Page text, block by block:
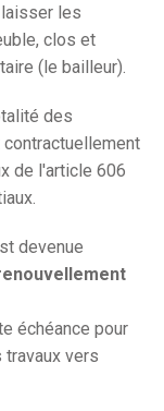
les
clos et
(le bailleur).
des
de l'article 606
devenue
échéance pour
vers